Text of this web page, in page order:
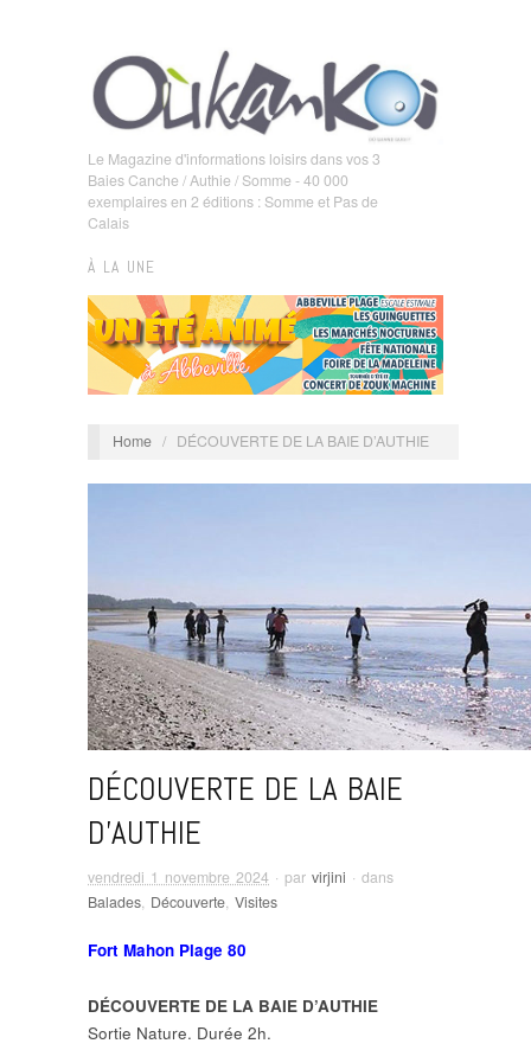
Le Magazine d'informations loisirs dans vos 3
Baies Canche / Authie / Somme - 40 000
exemplaires en 2 éditions : Somme et Pas de
Calais
À LA UNE
Home / DÉCOUVERTE DE LA BAIE D’AUTHIE
DÉCOUVERTE DE LA BAIE
D’AUTHIE
vendredi 1 novembre 2024 · par virjini · dans
Balades, Découverte, Visites
Fort Mahon Plage 80
DÉCOUVERTE DE LA BAIE D’AUTHIE
Sortie Nature. Durée 2h.